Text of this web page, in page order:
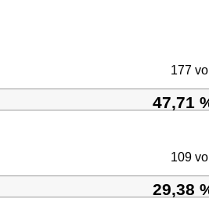
177
47,71
109
29,38